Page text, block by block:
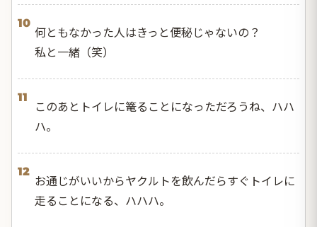
10
何ともなかった人はきっと便秘じゃないの？
私と一緒（笑）
11
このあとトイレに篭ることになっただろうね、ハハ
ハ。
12
お通じがいいからヤクルトを飲んだらすぐトイレに
走ることになる、ハハハ。